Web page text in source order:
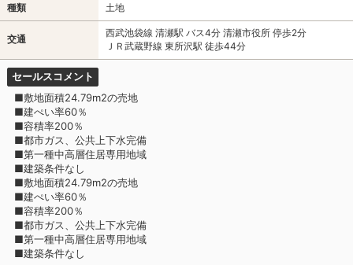
種類 土地
交通
西武池袋線 清瀬駅 バス4分 清瀬市役所 停歩2分
ＪＲ武蔵野線 東所沢駅 徒歩44分
セールスコメント
■敷地面積24.79m2の売地
■建ぺい率60％
■容積率200％
■都市ガス、公共上下水完備
■第一種中高層住居専用地域
■建築条件なし
■敷地面積24.79m2の売地
■建ぺい率60％
■容積率200％
■都市ガス、公共上下水完備
■第一種中高層住居専用地域
■建築条件なし